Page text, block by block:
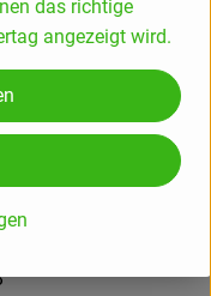
eG
das richtige
angezeigt wird.